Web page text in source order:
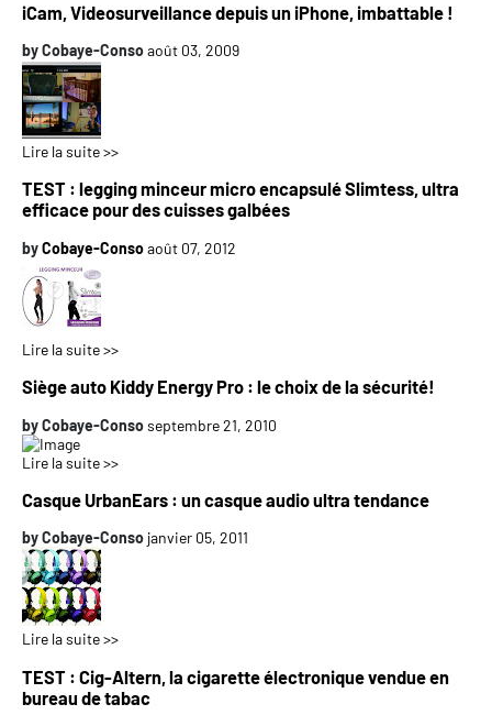
iCam, Videosurveillance depuis un iPhone, imbattable !
byCobaye-Consoaoût 03, 2009
Lire la suite >>
TEST : legging minceur micro encapsulé Slimtess, ultra
efficace pour des cuisses galbées
byCobaye-Consoaoût 07, 2012
Lire la suite >>
Siège auto Kiddy Energy Pro : le choix de la sécurité!
byCobaye-Consoseptembre 21, 2010
Lire la suite >>
Casque UrbanEars : un casque audio ultra tendance
byCobaye-Conso janvier 05, 2011
Lire la suite >>
TEST : Cig-Altern, la cigarette électronique vendue en
bureau de tabac